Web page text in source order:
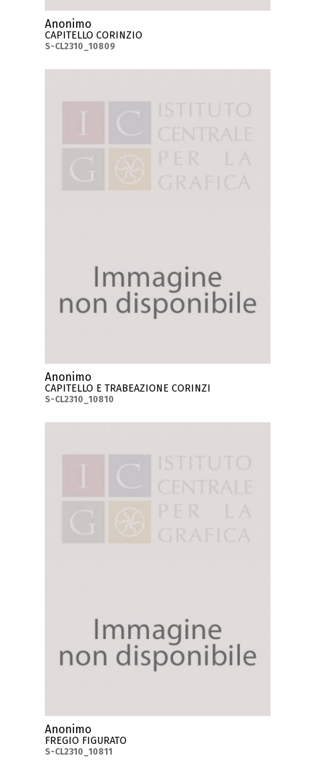
Anonimo
CAPITELLO CORINZIO
S-CL2310_10809
Anonimo
CAPITELLO E TRABEAZIONE CORINZI
S-CL2310_10810
Anonimo
FREGIO FIGURATO
S-CL2310_10811